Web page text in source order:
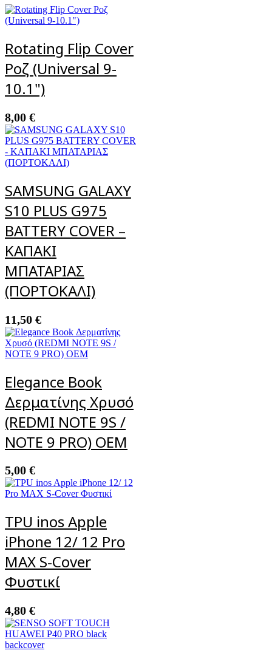
Rotating Flip Cover
Ροζ (Universal 9-
10.1")
8,00 €
SAMSUNG GALAXY
S10 PLUS G975
BATTERY COVER –
ΚΑΠΑΚΙ
ΜΠΑΤΑΡΙΑΣ
(ΠΟΡΤΟΚΑΛΙ)
11,50 €
Elegance Book
Δερματίνης Χρυσό
(REDMI NOTE 9S /
NOTE 9 PRO) OEM
5,00 €
TPU inos Apple
iPhone 12/ 12 Pro
MAX S-Cover
Φυστικί
4,80 €